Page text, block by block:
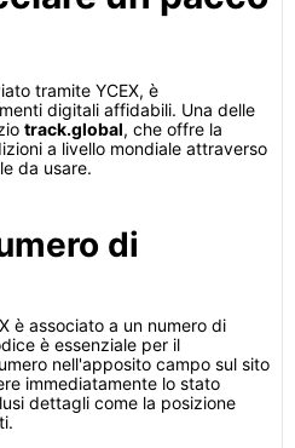
tramite YCEX, è
digitali affidabili. Una delle
track.global, che offre la
a livello mondiale attraverso
da usare.
di
è associato a un numero di
è essenziale per il
nell'apposito campo sul sito
immediatamente lo stato
dettagli come la posizione